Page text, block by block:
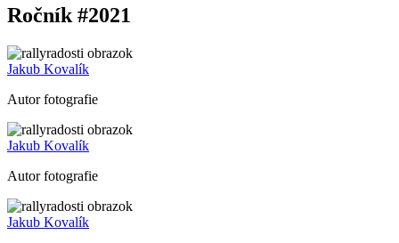
Ročník #2021
Jakub Kovalík
Autor fotografie
Jakub Kovalík
Autor fotografie
Jakub Kovalík